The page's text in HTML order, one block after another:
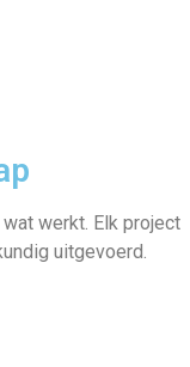
werkt. Elk project
uitgevoerd.